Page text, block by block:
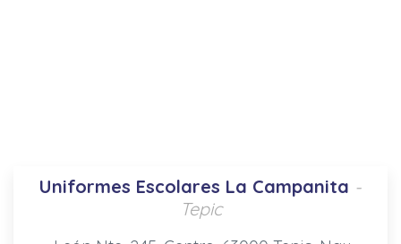
Uniformes Escolares La Campanita -
Tepic